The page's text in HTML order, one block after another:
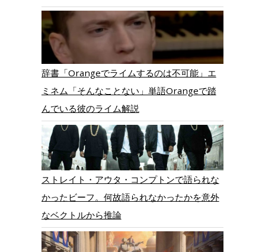
辞書「Orangeでライムするのは不可能」エ
ミネム「そんなことない」単語Orangeで踏
んでいる彼のライム解説
ストレイト・アウタ・コンプトンで語られな
かったビーフ。何故語られなかったかを意外
なベクトルから推論